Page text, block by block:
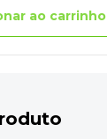
ao carrinho